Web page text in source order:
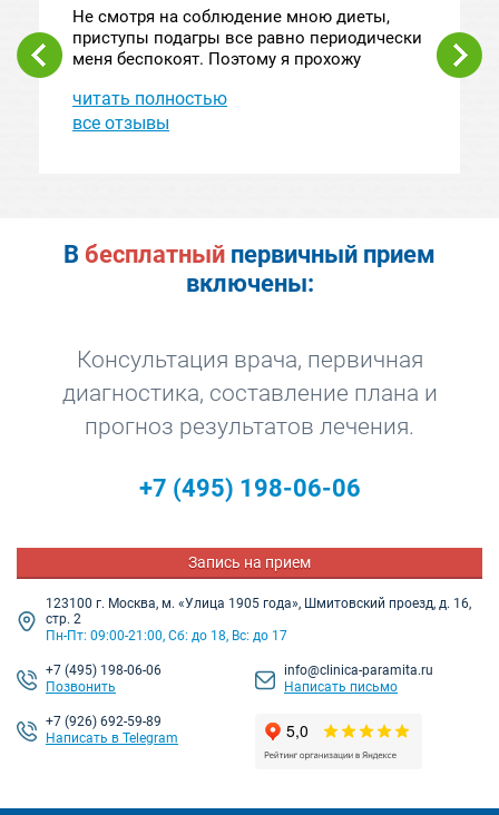
Не смотря на соблюдение мною диеты,
приступы подагры все равно периодически
меня беспокоят. Поэтому я прохожу
после которого заболевание отступает и
какое-то время я могу жить спокойно.
читать полностью
все отзывы
В бесплатный первичный прием
включены:
Консультация врача, первичная
диагностика, составление плана и
прогноз результатов лечения.
+7 (495) 198-06-06
Запись на прием
123100 г. Москва, м. «Улица 1905 года», Шмитовский проезд, д. 16,
стр. 2
Пн-Пт: 09:00-21:00, Сб: до 18, Вс: до 17
+7 (495) 198-06-06
Позвонить
info@clinica-paramita.ru
Написать письмо
+7 (926) 692-59-89
Написать в Telegram